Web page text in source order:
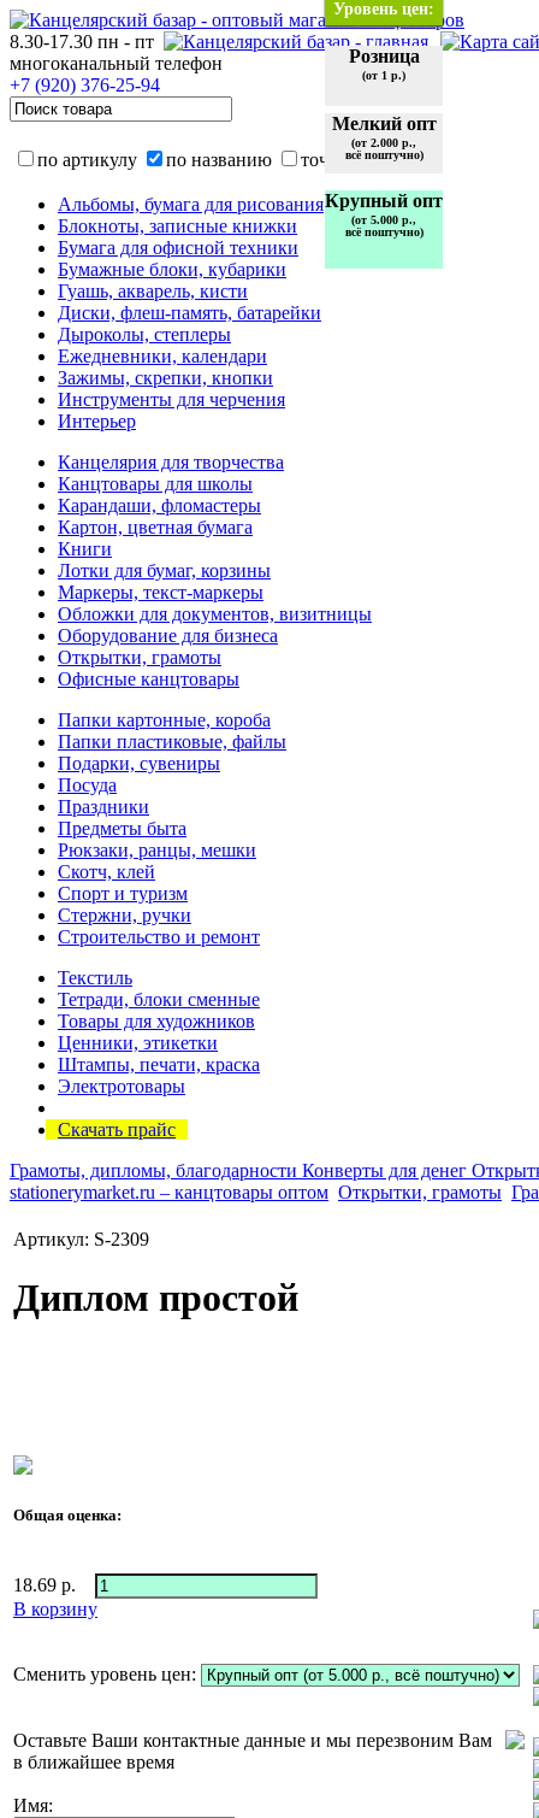
Уровень цен:
Розница
(от 1 р.)
Мелкий опт
(от 2.000 р.,
всё поштучно)
Крупный опт
(от 5.000 р.,
всё поштучно)
8.30-17.30 пн - пт
многоканальный телефон
+7 (920) 376-25-94
по артикулу по названию точно
Альбомы, бумага для рисования
Блокноты, записные книжки
Бумага для офисной техники
Бумажные блоки, кубарики
Гуашь, акварель, кисти
Диски, флеш-память, батарейки
Дыроколы, степлеры
Ежедневники, календари
Зажимы, скрепки, кнопки
Инструменты для черчения
Интерьер
Канцелярия для творчества
Канцтовары для школы
Карандаши, фломастеры
Картон, цветная бумага
Книги
Лотки для бумаг, корзины
Маркеры, текст-маркеры
Обложки для документов, визитницы
Оборудование для бизнеса
Открытки, грамоты
Офисные канцтовары
Папки картонные, короба
Папки пластиковые, файлы
Подарки, сувениры
Посуда
Праздники
Предметы быта
Рюкзаки, ранцы, мешки
Скотч, клей
Спорт и туризм
Стержни, ручки
Строительство и ремонт
Текстиль
Тетради, блоки сменные
Товары для художников
Ценники, этикетки
Штампы, печати, краска
Электротовары
Скачать прайс
Грамоты, дипломы, благодарности Конверты для денег
stationerymarket.ru – канцтовары оптом Открытки, грамоты
Артикул: S-2309
Диплом простой
Общая оценка:
18.69 р.
В корзину
Сменить уровень цен:
Оставьте Ваши контактные данные и мы перезвоним Вам
в ближайшее время
Имя: